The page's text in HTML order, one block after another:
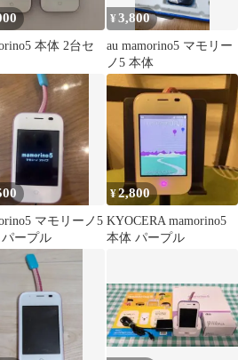
本体 2台セ
¥3,800
au mamorino5 マモリー
ノ5 本体
マモリーノ5
ープル
¥2,800
KYOCERA mamorino5
本体 パープル